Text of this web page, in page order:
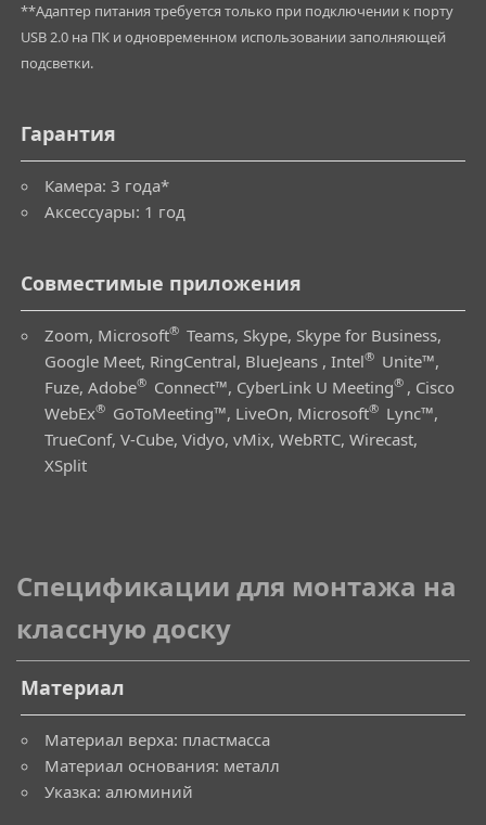
**Адаптер питания требуется только при подключении к порту
USB 2.0 на ПК и одновременном использовании заполняющей
подсветки.
Гарантия
Камера: 3 года*
Аксессуары: 1 год
Совместимые приложения
Zoom, Microsoft® Teams, Skype, Skype for Business,
Google Meet, RingCentral, BlueJeans , Intel® Unite™,
Fuze, Adobe® Connect™, CyberLink U Meeting® , Cisco
WebEx® GoToMeeting™, LiveOn, Microsoft® Lync™,
TrueConf, V-Cube, Vidyo, vMix, WebRTC, Wirecast,
XSplit
Спецификации для монтажа на
классную доску
Материал
Материал верха: пластмасса
Материал основания: металл
Указка: алюминий